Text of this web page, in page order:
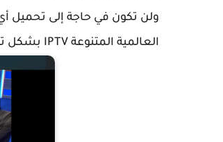
ولن تكون في حاجة إلى تحميل أي
العالمية المتنوعة IPTV بشكل تلقائي ومن دون الحاجة إلى تدخل من المستخدم.